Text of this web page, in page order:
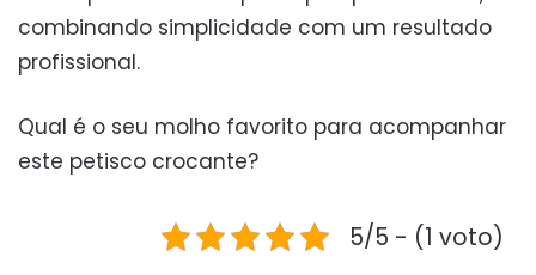
combinando simplicidade com um resultado
profissional.
Qual é o seu molho favorito para acompanhar
este petisco crocante?
5/5 - (1 voto)